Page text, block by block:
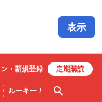
表示
ルーキー！ 検索
・ 新規登録 定期購読